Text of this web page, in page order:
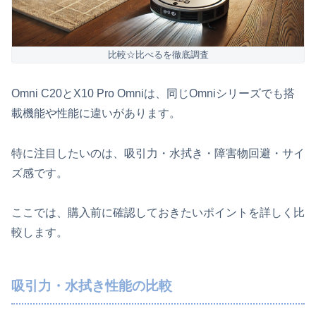
比較☆比べるを徹底調査
Omni C20とX10 Pro Omniは、同じOmniシリーズでも搭
載機能や性能に違いがあります。
特に注目したいのは、吸引力・水拭き・障害物回避・サイ
ズ感です。
ここでは、購入前に確認しておきたいポイントを詳しく比
較します。
吸引力・水拭き性能の比較